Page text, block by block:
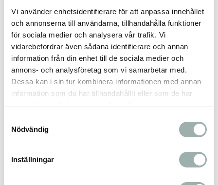
Vi använder enhetsidentifierare för att anpassa innehållet
och annonserna till användarna, tillhandahålla funktioner
för sociala medier och analysera vår trafik. Vi
vidarebefordrar även sådana identifierare och annan
information från din enhet till de sociala medier och
annons- och analysföretag som vi samarbetar med.
Dessa kan i sin tur kombinera informationen med annan
information som du har tillhandahållit eller som de har
samlat in när du har använt deras tjänster.
Nödvändig
Inställningar
Omdömen
Du
Bli den första att lämna ett omdöme.